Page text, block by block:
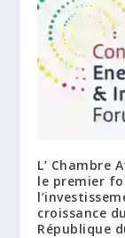
L’ Chambre
le premier
croissance
République